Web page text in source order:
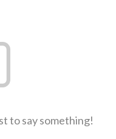
to say something!